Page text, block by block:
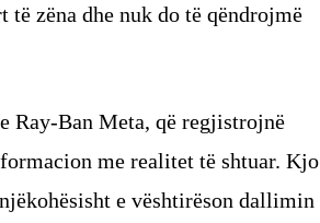
zëna dhe nuk do të qëndrojmë
Ray-Ban Meta, që regjistrojnë
me realitet të shtuar. Kjo
e vështirëson dallimin